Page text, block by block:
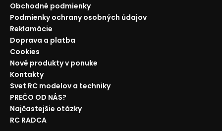
Obchodné podmienky
Podmienky ochrany osobných údajov
Reklamácie
Doprava a platba
Cookies
Nové produkty v ponuke
Kontakty
Svet RC modelov a techniky
PREČO OD NÁS?
Najčastejšie otázky
RC RADCA